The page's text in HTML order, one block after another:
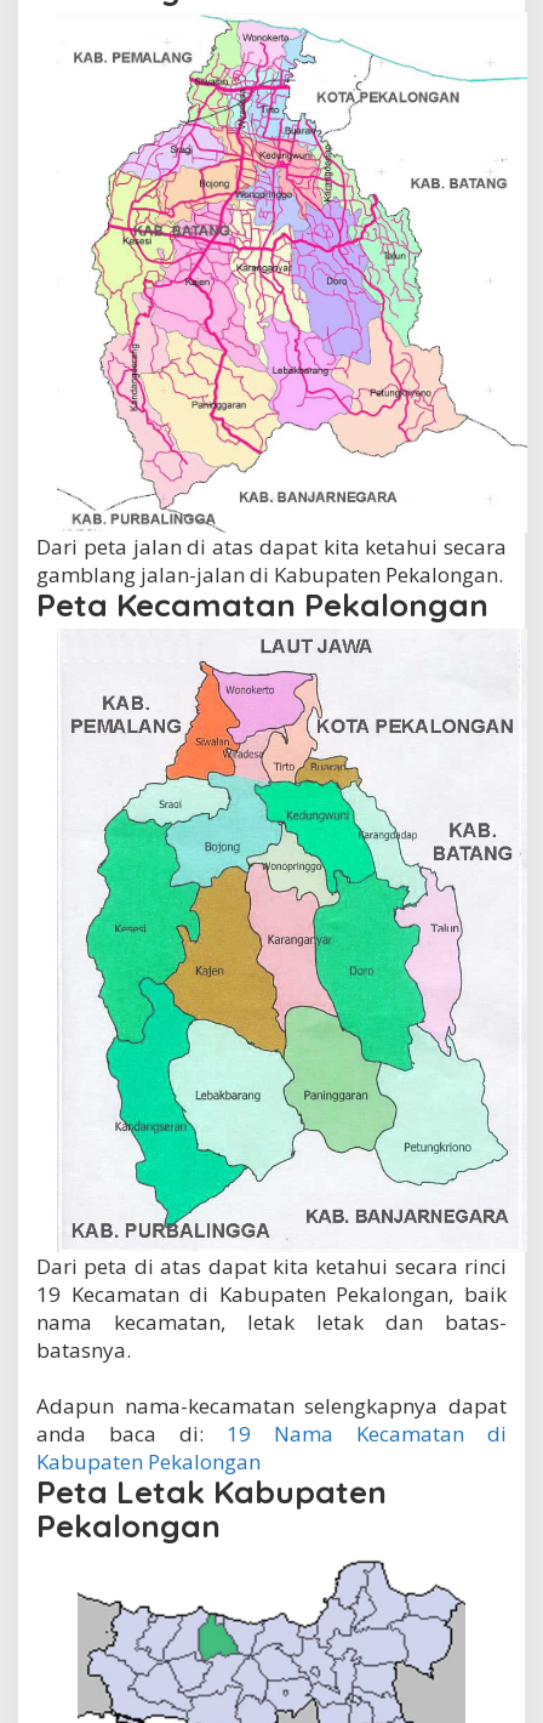
Dari peta jalan di atas dapat kita ketahui secara
gamblang jalan-jalan di Kabupaten Pekalongan.
Peta Kecamatan Pekalongan
Dari peta di atas dapat kita ketahui secara rinci
19 Kecamatan di Kabupaten Pekalongan, baik
nama kecamatan, letak letak dan batas-
batasnya.
Adapun nama-kecamatan selengkapnya dapat
anda baca di: 19 Nama Kecamatan di
Kabupaten Pekalongan
Peta Letak Kabupaten
Pekalongan